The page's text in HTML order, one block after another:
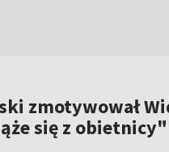
zmotywował
się z obietnicy"